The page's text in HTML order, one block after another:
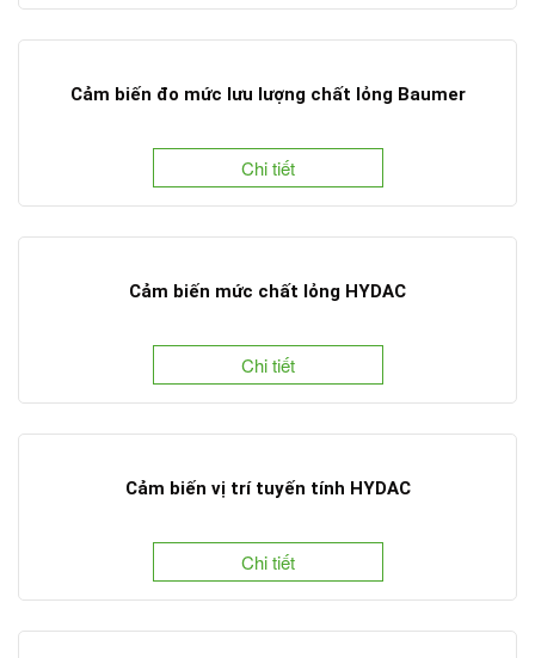
Cảm biến đo mức lưu lượng chất lỏng Baumer
Chi tiết
Cảm biến mức chất lỏng HYDAC
Chi tiết
Cảm biến vị trí tuyến tính HYDAC
Chi tiết